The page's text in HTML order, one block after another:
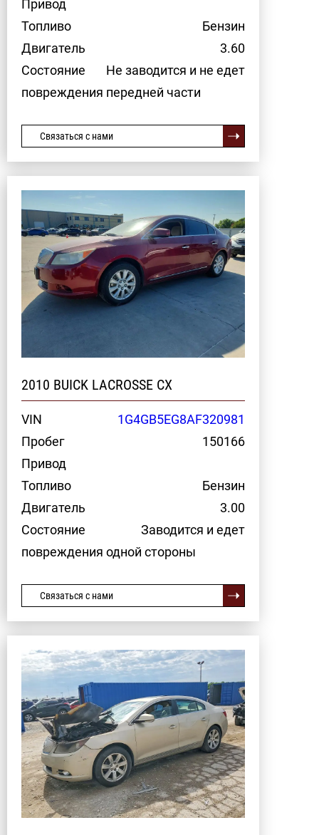
Привод
Топливо
Бензин
Двигатель
3.60
Состояние
Не заводится и не едет
повреждения передней части
Связаться с нами
2010 BUICK LACROSSE CX
VIN
1G4GB5EG8AF320981
Пробег
150166
Привод
Топливо
Бензин
Двигатель
3.00
Состояние
Заводится и едет
повреждения одной стороны
Связаться с нами